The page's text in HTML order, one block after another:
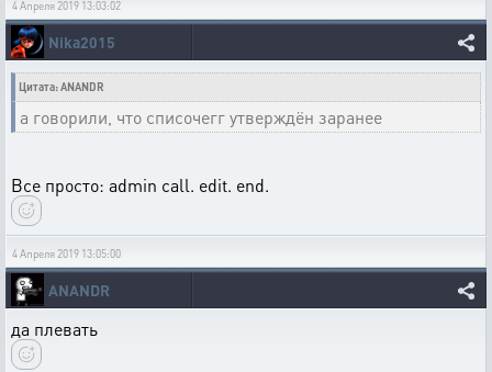
4 Апреля 2019 13:03:02
Nika2015
Цитата: ANANDR
а говорили, что списочегг утверждён заранее
Все просто: admin call. edit. end.
4 Апреля 2019 13:05:00
ANANDR
да плевать